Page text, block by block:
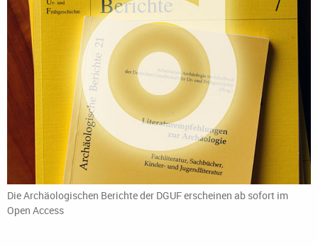
Die Archäologischen Berichte der DGUF erscheinen ab sofort im
Open Access